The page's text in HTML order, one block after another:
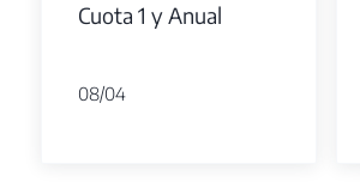
Cuota 1 y Anual
08/04